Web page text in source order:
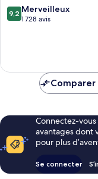
9.2
sur
9,2 Merveilleux
1 728 avis
Connectez-
avantages dont
pour plus
Se connecter